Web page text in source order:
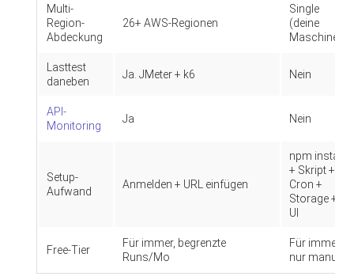
Multi-
Region-
Abdeckung
26+ AWS-Regionen
Single
(deine
Maschine)
Lasttest
daneben
Ja. JMeter + k6 Nein
API-
Monitoring
Ja Nein
Setup-
Aufwand
Anmelden + URL einfügen
npm install
+ Skript +
Cron +
Storage +
UI
Free-Tier
Für immer, begrenzte
Runs/Mo
Für immer,
nur manuell